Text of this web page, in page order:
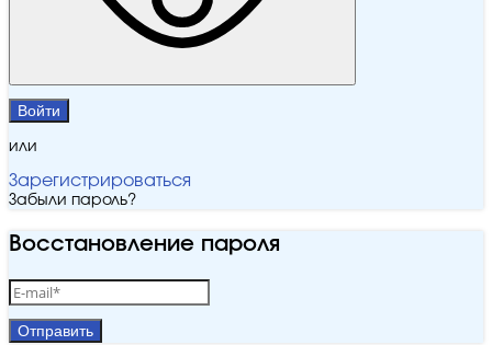
Войти
или
Зарегистрироваться
Забыли пароль?
Восстановление пароля
Отправить